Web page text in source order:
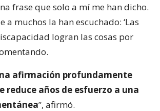
frase que solo a mí me han dicho.
a muchos la han escuchado: ‘Las
logran las cosas por
afirmación profundamente
reduce años de esfuerzo a una
”, afirmó.